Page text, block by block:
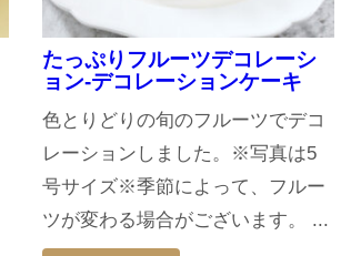
たっぷりフルーツデコレーシ
ョン-デコレーションケーキ
色とりどりの旬のフルーツでデコ
レーションしました。※写真は5
号サイズ※季節によって、フルー
ツが変わる場合がございます。 ...